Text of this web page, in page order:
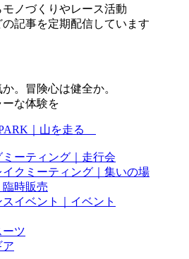
モノづくりやレース活動
の記事を定期配信しています
。冒険心は健全か。
な体験を
｜山を走る
ーティング｜走行会
イクミーティング｜集いの場
時販売
イベント｜イベント
ーツ
ア